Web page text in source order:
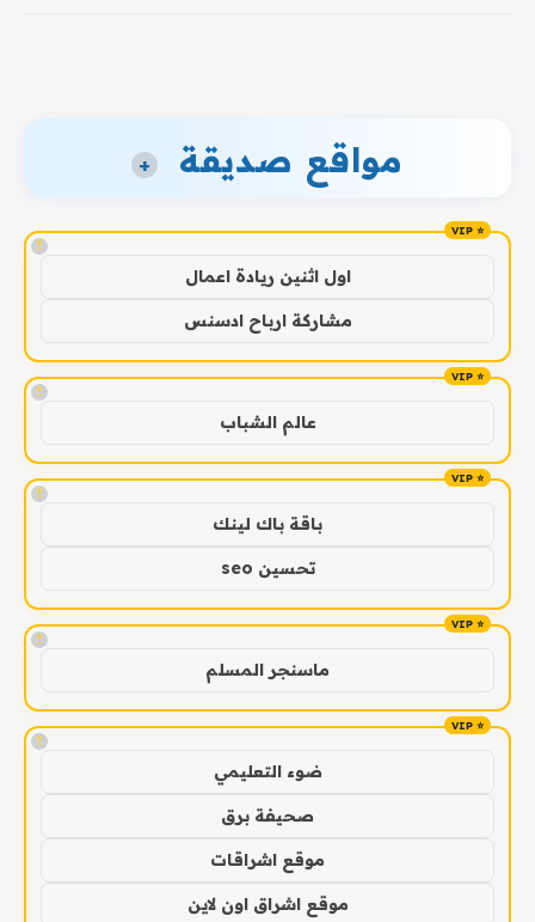
مواقع صديقة +
!
اول اثنين ريادة اعمال
مشاركة ارباح ادسنس
!
عالم الشباب
!
باقة باك لينك
تحسين seo
!
ماسنجر المسلم
!
ضوء التعليمي
صحيفة برق
موقع اشراقات
موقع اشراق اون لاين